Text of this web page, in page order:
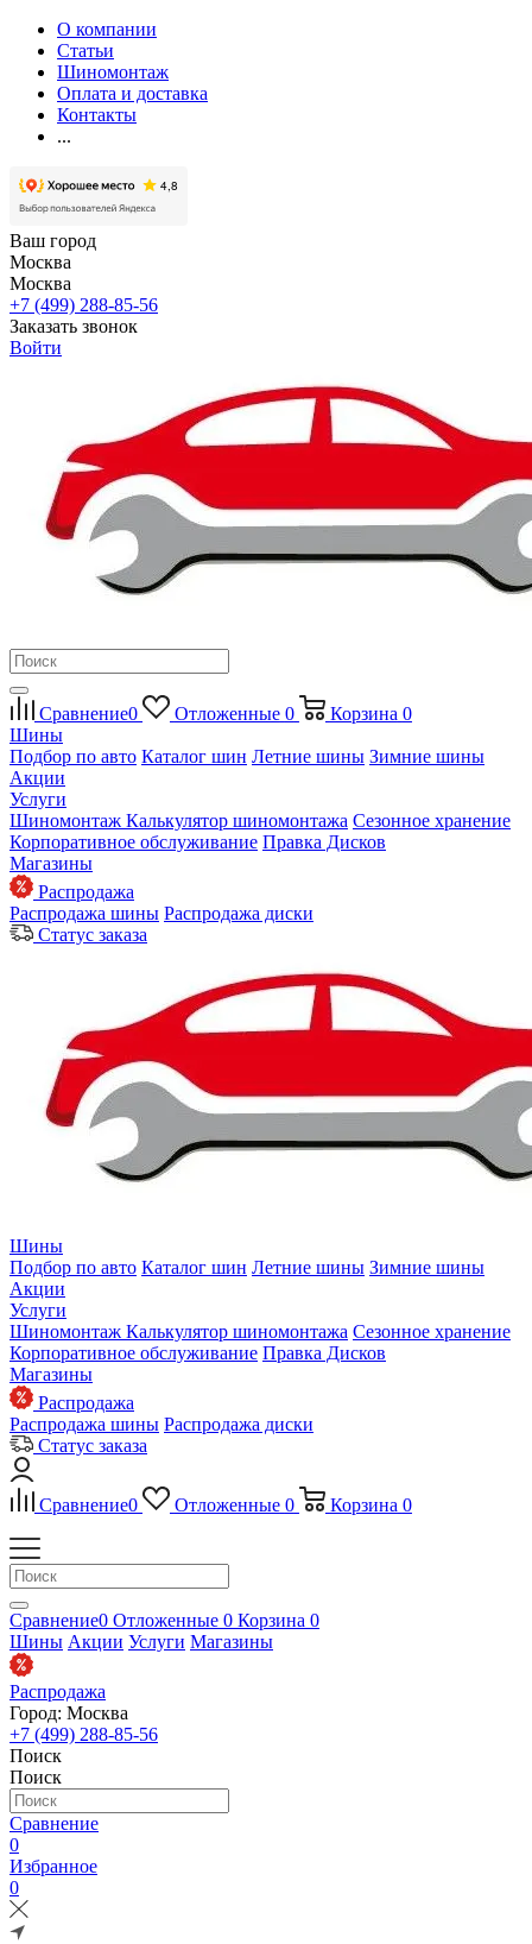
О компании
Статьи
Шиномонтаж
Оплата и доставка
Контакты
...
Ваш город
Москва
Москва
+7 (499) 288-85-56
Заказать звонок
Войти
Сравнение0 Отложенные 0 Корзина 0
Шины
Подбор по авто Каталог шин Летние шины Зимние шины
Акции
Услуги
Шиномонтаж Калькулятор шиномонтажа Сезонное хранение
Корпоративное обслуживание Правка Дисков
Магазины
Распродажа
Распродажа шины Распродажа диски
Статус заказа
Шины
Подбор по авто Каталог шин Летние шины Зимние шины
Акции
Услуги
Шиномонтаж Калькулятор шиномонтажа Сезонное хранение
Корпоративное обслуживание Правка Дисков
Магазины
Распродажа
Распродажа шины Распродажа диски
Статус заказа
Сравнение0 Отложенные 0 Корзина 0
Сравнение0 Отложенные 0 Корзина 0
Шины Акции Услуги Магазины
Распродажа
Город: Москва
+7 (499) 288-85-56
Поиск
Поиск
Сравнение
0
Избранное
0